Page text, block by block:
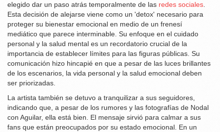
elegido dar un paso atrás temporalmente de las redes sociales
Esta decisión de alejarse viene como un 'detox' necesario para
proteger su bienestar emocional en medio de un frenesí
mediático que parece interminable. Su enfoque en el cuidado
personal y la salud mental es un recordatorio crucial de la
importancia de establecer límites para las figuras públicas. Su
comunicación hizo hincapié en que a pesar de las luces brillantes
de los escenarios, la vida personal y la salud emocional deben
ser priorizadas.
La artista también se detuvo a tranquilizar a sus seguidores,
indicando que, a pesar de los rumores y las fotografías de Nodal
con Aguilar, ella está bien. El mensaje sirvió para calmar a sus
fans que están preocupados por su estado emocional. En un